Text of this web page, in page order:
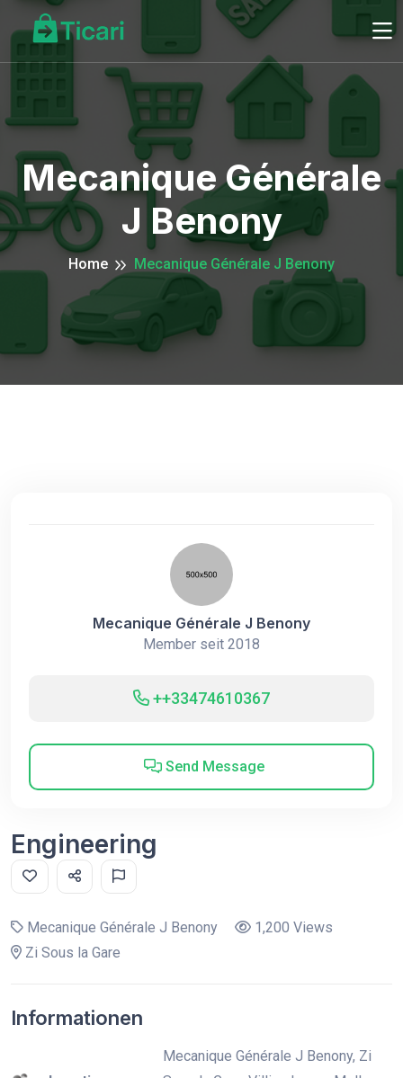
Mecanique Générale
J Benony
Home Mecanique Générale J Benony
Mecanique Générale J Benony
Member seit 2018
++33474610367
Send Message
Engineering
Mecanique Générale J Benony
1,200 Views
Zi Sous la Gare
Informationen
Mecanique Générale J Benony, Zi